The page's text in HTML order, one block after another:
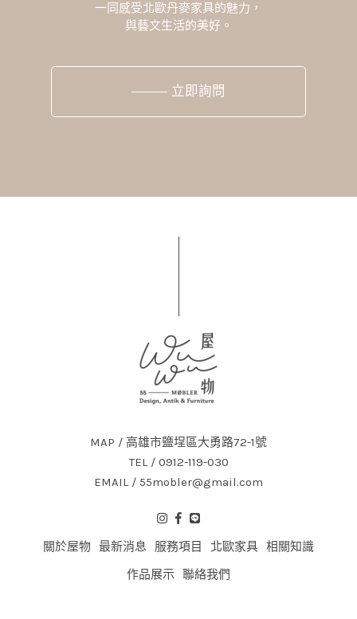
一同感受北歐丹麥家具的魅力，
與藝文生活的美好。
立即詢問
MAP / 高雄市鹽埕區大勇路72-1號
TEL / 0912-119-030
EMAIL / 55mobler@gmail.com
關於屋物 最新消息 服務項目 北歐家具 相關知識
作品展示
聯絡我們